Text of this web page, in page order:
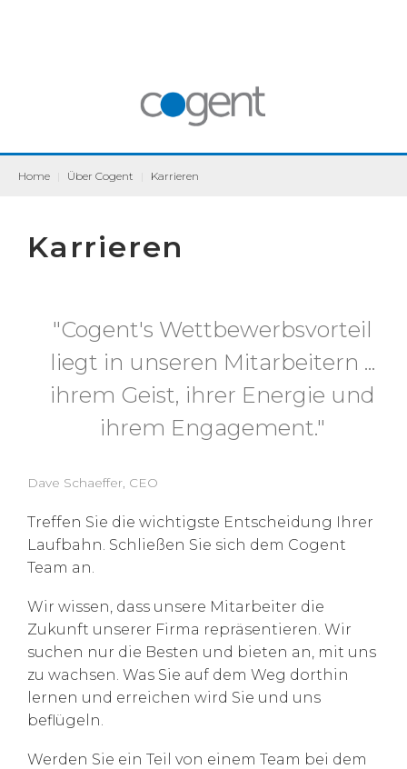
Home Über Cogent Karrieren
Karrieren
"Cogent's Wettbewerbsvorteil
liegt in unseren Mitarbeitern ...
ihrem Geist, ihrer Energie und
ihrem Engagement."
Dave Schaeffer, CEO
Treffen Sie die wichtigste Entscheidung Ihrer
Laufbahn. Schließen Sie sich dem Cogent
Team an.
Wir wissen, dass unsere Mitarbeiter die
Zukunft unserer Firma repräsentieren. Wir
suchen nur die Besten und bieten an, mit uns
zu wachsen. Was Sie auf dem Weg dorthin
lernen und erreichen wird Sie und uns
beflügeln.
Werden Sie ein Teil von einem Team bei dem